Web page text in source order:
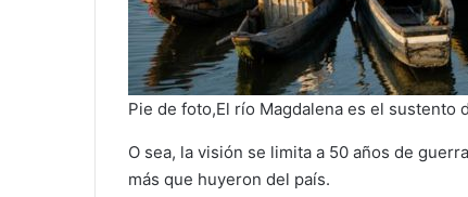
Pie de foto,El río Magdalena es el
O sea, la visión se limita a 50 años de
más que huyeron del país.